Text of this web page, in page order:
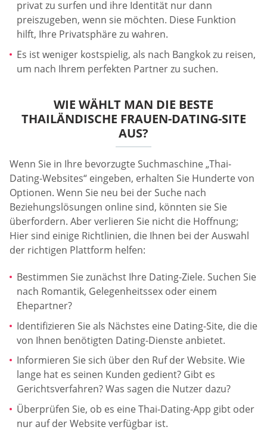
privat zu surfen und ihre Identität nur dann
preiszugeben, wenn sie möchten. Diese Funktion
hilft, Ihre Privatsphäre zu wahren.
Es ist weniger kostspielig, als nach Bangkok zu reisen,
um nach Ihrem perfekten Partner zu suchen.
WIE WÄHLT MAN DIE BESTE
THAILÄNDISCHE FRAUEN-DATING-SITE
AUS?
Wenn Sie in Ihre bevorzugte Suchmaschine „Thai-
Dating-Websites“ eingeben, erhalten Sie Hunderte von
Optionen. Wenn Sie neu bei der Suche nach
Beziehungslösungen online sind, könnten sie Sie
überfordern. Aber verlieren Sie nicht die Hoffnung;
Hier sind einige Richtlinien, die Ihnen bei der Auswahl
der richtigen Plattform helfen:
Bestimmen Sie zunächst Ihre Dating-Ziele. Suchen Sie
nach Romantik, Gelegenheitssex oder einem
Ehepartner?
Identifizieren Sie als Nächstes eine Dating-Site, die die
von Ihnen benötigten Dating-Dienste anbietet.
Informieren Sie sich über den Ruf der Website. Wie
lange hat es seinen Kunden gedient? Gibt es
Gerichtsverfahren? Was sagen die Nutzer dazu?
Überprüfen Sie, ob es eine Thai-Dating-App gibt oder
nur auf der Website verfügbar ist.